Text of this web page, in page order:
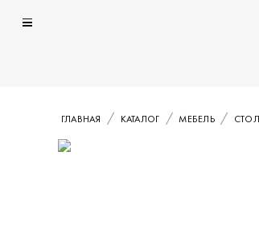
ГЛАВНАЯ КАТАЛОГ МЕБЕЛЬ